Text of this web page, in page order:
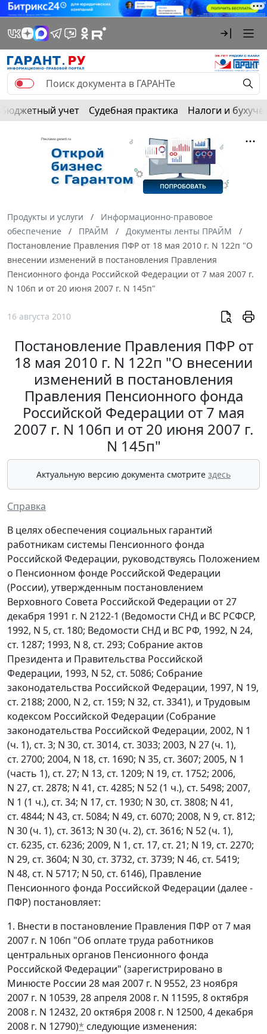
Бюджетный учет Судебная практика Налоги и
Продукты и услуги
Информационно-правовое
обеспечение
ПРАЙМ
Документы ленты ПРАЙМ
Постановление Правления ПФР от 18 мая 2010 г. N 122п "О
внесении изменений в постановления Правления
Пенсионного фонда Российской Федерации от 7 мая 2007 г.
N 106п и от 20 июня 2007 г. N 145п"
16 августа 2010
Постановление Правления ПФР от
18 мая 2010 г. N 122п "О внесении
изменений в постановления
Правления Пенсионного фонда
Российской Федерации от 7 мая
2007 г. N 106п и от 20 июня 2007 г.
N 145п"
Актуальную версию документа смотрите здесь
Справка
В целях обеспечения социальных гарантий
работникам системы Пенсионного фонда
Российской Федерации, руководствуясь Положением
о Пенсионном фонде Российской Федерации
(России), утвержденным постановлением
Верховного Совета Российской Федерации от 27
декабря 1991 г. N 2122-1 (Ведомости СНД и ВС РСФСР,
1992, N 5, ст. 180; Ведомости СНД и ВС РФ, 1992, N 24,
ст. 1287; 1993, N 8, ст. 293; Собрание актов
Президента и Правительства Российской
Федерации, 1993, N 52, ст. 5086; Собрание
законодательства Российской Федерации, 1997, N 19,
ст. 2188; 2000, N 2, ст. 159; N 32, ст. 3341), и Трудовым
кодексом Российской Федерации (Собрание
законодательства Российской Федерации, 2002, N 1
(ч. 1), ст. 3; N 30, ст. 3014, ст. 3033; 2003, N 27 (ч. 1),
ст. 2700; 2004, N 18, ст. 1690; N 35, ст. 3607; 2005, N 1
(часть 1), ст. 27; N 13, ст. 1209; N 19, ст. 1752; 2006,
N 27, ст. 2878; N 41, ст. 4285; N 52 (1 ч.), ст. 5498; 2007,
N 1 (1 ч.), ст. 34; N 17, ст. 1930; N 30, ст. 3808; N 41,
ст. 4844; N 43, ст. 5084; N 49, ст. 6070; 2008, N 9, ст. 812;
N 30 (ч. 1), ст. 3613; N 30 (ч. 2), ст. 3616; N 52 (ч. 1),
ст. 6235, ст. 6236; 2009, N 1, ст. 17, ст. 21; N 19, ст. 2270;
N 29, ст. 3604; N 30, ст. 3732, ст. 3739; N 46, ст. 5419;
N 48, ст. N 5717; N 50, ст. 6146), Правление
Пенсионного фонда Российской Федерации (далее -
ПФР) постановляет:
1. Внести в постановление Правления ПФР от 7 мая
2007 г. N 106п "Об оплате труда работников
центральных органов Пенсионного фонда
Российской Федерации" (зарегистрировано в
Минюсте России 28 мая 2007 г. N 9552, 23 ноября
2007 г. N 10539, 28 апреля 2008 г. N 11595, 8 октября
2008 г. N 12432, 20 октября 2008 г. N 12500, 4 декабря
2008 г. N 12790)* следующие изменения: